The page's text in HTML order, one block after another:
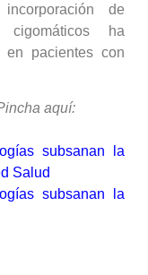
de
ha
en pacientes con
aquí:
subsanan la
Salud
subsanan la